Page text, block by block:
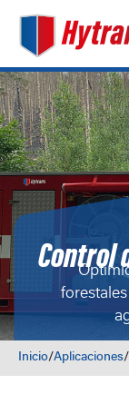
Control
Inicio/Aplicaciones/